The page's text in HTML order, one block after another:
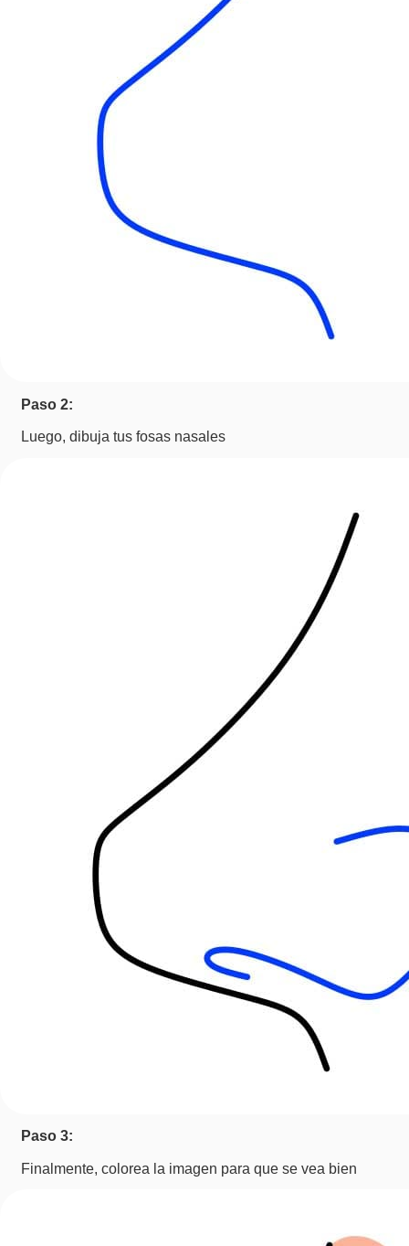
Paso 2:
Luego, dibuja tus fosas nasales
Paso 3:
Finalmente, colorea la imagen para que se vea bien